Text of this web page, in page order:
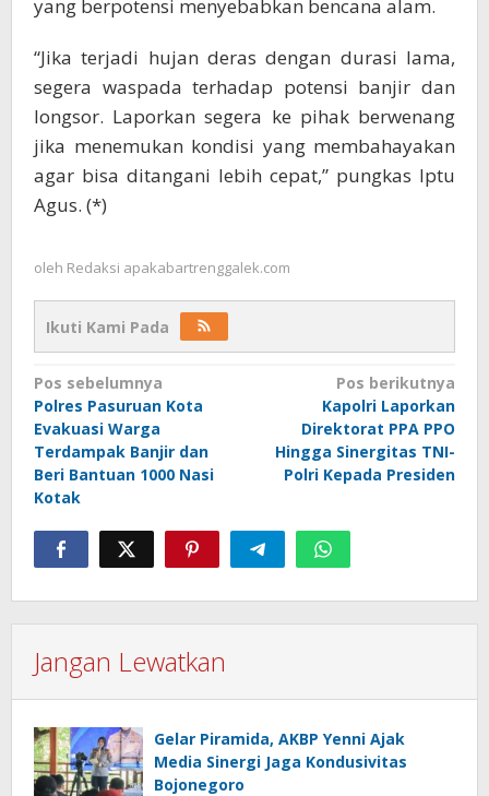
yang berpotensi menyebabkan bencana alam.
“Jika terjadi hujan deras dengan durasi lama,
segera waspada terhadap potensi banjir dan
longsor. Laporkan segera ke pihak berwenang
jika menemukan kondisi yang membahayakan
agar bisa ditangani lebih cepat,” pungkas Iptu
Agus. (*)
oleh Redaksi apakabartrenggalek.com
Ikuti Kami Pada
Navigasi
pos
Pos sebelumnya
Polres Pasuruan Kota
Evakuasi Warga
Terdampak Banjir dan
Beri Bantuan 1000 Nasi
Kotak
Pos berikutnya
Kapolri Laporkan
Direktorat PPA PPO
Hingga Sinergitas TNI-
Polri Kepada Presiden
Jangan Lewatkan
Gelar Piramida, AKBP Yenni Ajak
Media Sinergi Jaga Kondusivitas
Bojonegoro